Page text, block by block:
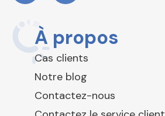
À propos
Cas clients
Notre blog
Contactez-nous